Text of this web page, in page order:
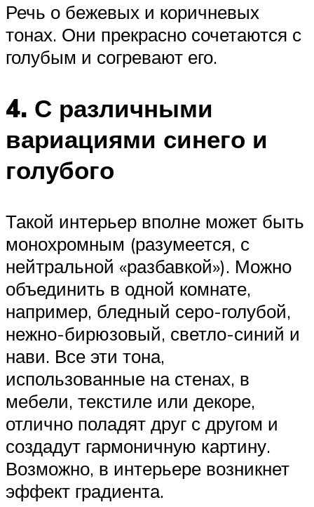
Речь о бежевых и коричневых
тонах. Они прекрасно сочетаются с
голубым и согревают его.
4. С различными
вариациями синего и
голубого
Такой интерьер вполне может быть
монохромным (разумеется, с
нейтральной «разбавкой»). Можно
объединить в одной комнате,
например, бледный серо-голубой,
нежно-бирюзовый, светло-синий и
нави. Все эти тона,
использованные на стенах, в
мебели, текстиле или декоре,
отлично поладят друг с другом и
создадут гармоничную картину.
Возможно, в интерьере возникнет
эффект градиента.